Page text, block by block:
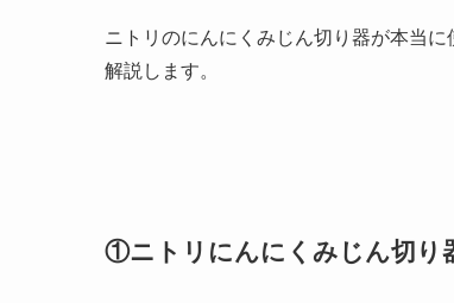
ニトリのにんにくみじん切り器が本当
解説します。
①ニトリにんにくみじん切り